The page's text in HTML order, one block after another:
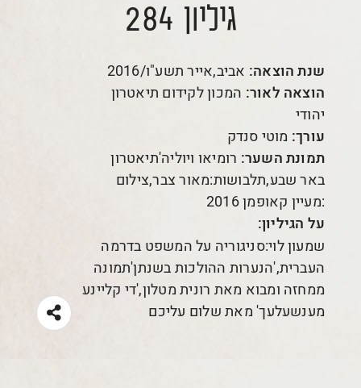
גיליון 284
שנת הוצאה: אביב,אייר תשע"ו/2016
הוצאה לאור: המכון לקידום תיאטרון
יהודי
עורך: מוטי סנדק
תמונת השער: רומיאו ויוליה'תיאטרון
באר שבע,תלבושות:מאור צבר,צילום
:מעיין קאופמן 2016
על הגיליון:
שמעון לוי:סניגוריה על המשפט בדרמה
העברית,'הנערות ההולכות בשנתן'תמונה
ממחזה ומבוא מאת רונית מטלון,'די קליינע
מענשעלעך' מאת שלום עליכם